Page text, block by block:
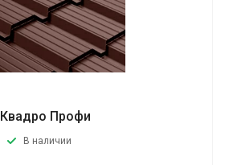
Квадро Профи
В наличии